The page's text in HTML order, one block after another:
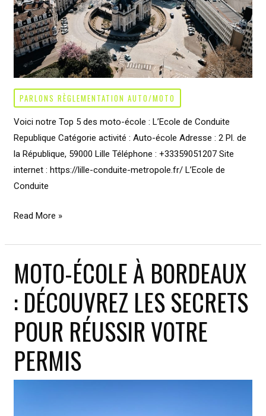
PARLONS RÈGLEMENTATION AUTO/MOTO
Voici notre Top 5 des moto-école : L’Ecole de Conduite
Republique Catégorie activité : Auto-école Adresse : 2 Pl. de
la République, 59000 Lille Téléphone : +33359051207 Site
internet : https://lille-conduite-metropole.fr/ L’Ecole de
Conduite
Moto
à
Lille
tout
ce
que
vous
devez
Read More »
MOTO-ÉCOLE À BORDEAUX
: DÉCOUVREZ LES SECRETS
POUR RÉUSSIR VOTRE
PERMIS